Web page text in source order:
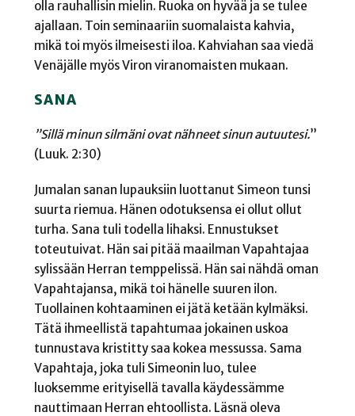
olla rauhallisin mielin. Ruoka on hyvää ja se tulee
ajallaan. Toin seminaariin suomalaista kahvia,
mikä toi myös ilmeisesti iloa. Kahviahan saa viedä
Venäjälle myös Viron viranomaisten mukaan.
SANA
”Sillä minun silmäni ovat nähneet sinun autuutesi.”
(Luuk. 2:30)
Jumalan sanan lupauksiin luottanut Simeon tunsi
suurta riemua. Hänen odotuksensa ei ollut ollut
turha. Sana tuli todella lihaksi. Ennustukset
toteutuivat. Hän sai pitää maailman Vapahtajaa
sylissään Herran temppelissä. Hän sai nähdä oman
Vapahtajansa, mikä toi hänelle suuren ilon.
Tuollainen kohtaaminen ei jätä ketään kylmäksi.
Tätä ihmeellistä tapahtumaa jokainen uskoa
tunnustava kristitty saa kokea messussa. Sama
Vapahtaja, joka tuli Simeonin luo, tulee
luoksemme erityisellä tavalla käydessämme
nauttimaan Herran ehtoollista. Läsnä oleva